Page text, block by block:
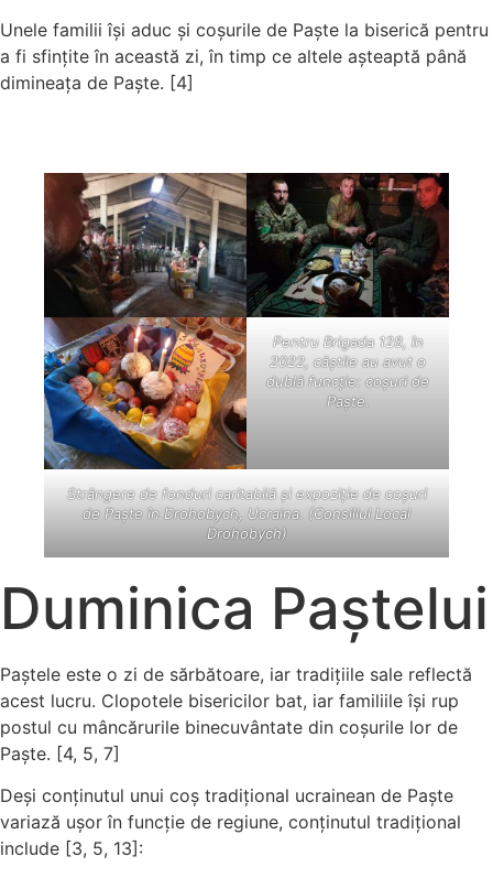
Unele familii își aduc și coșurile de Paște la biserică pentru
a fi sfințite în această zi, în timp ce altele așteaptă până
dimineața de Paște. [4]
Pentru Brigada 128, în
2022, căștile au avut o
dublă funcție: coșuri de
Paște.
Strângere de fonduri caritabilă și expoziție de coșuri
de Paște în Drohobych, Ucraina. (Consiliul Local
Drohobych)
Duminica Paștelui
Paștele este o zi de sărbătoare, iar tradițiile sale reflectă
acest lucru. Clopotele bisericilor bat, iar familiile își rup
postul cu mâncărurile binecuvântate din coșurile lor de
Paște. [4, 5, 7]
Deși conținutul unui coș tradițional ucrainean de Paște
variază ușor în funcție de regiune, conținutul tradițional
include [3, 5, 13]: